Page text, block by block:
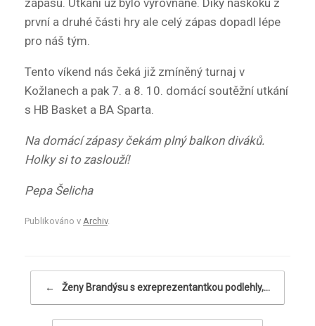
zápasu. Utkání už bylo vyrovnané. Díky náskoku z
první a druhé části hry ale celý zápas dopadl lépe
pro náš tým.
Tento víkend nás čeká již zmíněný turnaj v
Kožlanech a pak 7. a 8. 10. domácí soutěžní utkání
s HB Basket a BA Sparta.
Na domácí zápasy čekám plný balkon diváků.
Holky si to zaslouží!
Pepa Šelicha
Publikováno v Archiv.
← Ženy Brandýsu s exreprezentantkou podlehly,…